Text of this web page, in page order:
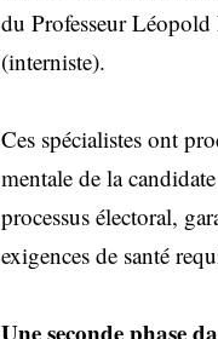
du Professeur
(interniste).
Ces spécialistes ont
mentale de la
processus électoral,
exigences de santé
Une seconde phase